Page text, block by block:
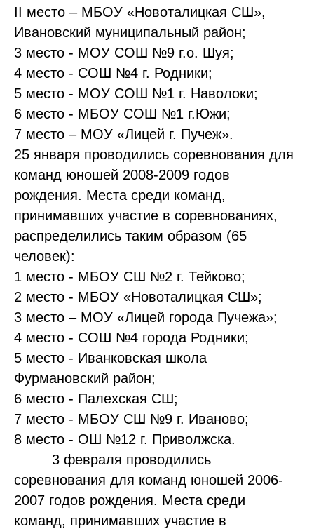
II место – МБОУ «Новоталицкая СШ»,
Ивановский муниципальный район;
3 место - МОУ СОШ №9 г.о. Шуя;
4 место - СОШ №4 г. Родники;
5 место - МОУ СОШ №1 г. Наволоки;
6 место - МБОУ СОШ №1 г.Южи;
7 место – МОУ «Лицей г. Пучеж».
25 января проводились соревнования для
команд юношей 2008-2009 годов
рождения. Места среди команд,
принимавших участие в соревнованиях,
распределились таким образом (65
человек):
1 место - МБОУ СШ №2 г. Тейково;
2 место - МБОУ «Новоталицкая СШ»;
3 место – МОУ «Лицей города Пучежа»;
4 место - СОШ №4 города Родники;
5 место - Иванковская школа
Фурмановский район;
6 место - Палехская СШ;
7 место - МБОУ СШ №9 г. Иваново;
8 место - ОШ №12 г. Приволжска.
3 февраля проводились
соревнования для команд юношей 2006-
2007 годов рождения. Места среди
команд, принимавших участие в